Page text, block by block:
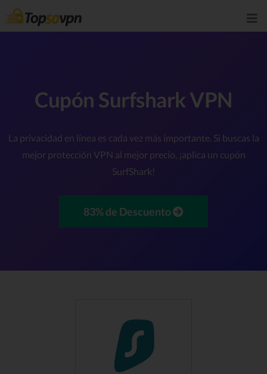
Cupón Surfshark VPN
La privacidad en línea es cada vez más importante. Si buscas la
mejor protección VPN al mejor precio, ¡aplica un cupón
SurfShark!
83% de Descuento